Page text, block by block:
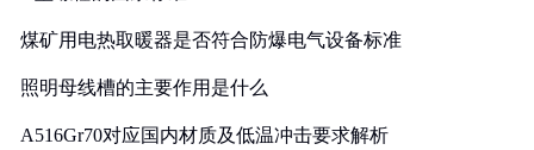
煤矿用电热取暖器是否符合防爆电气设备标准
照明母线槽的主要作用是什么
A516Gr70对应国内材质及低温冲击要求解析